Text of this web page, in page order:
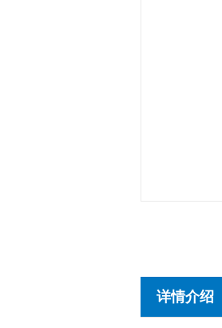
详情介绍